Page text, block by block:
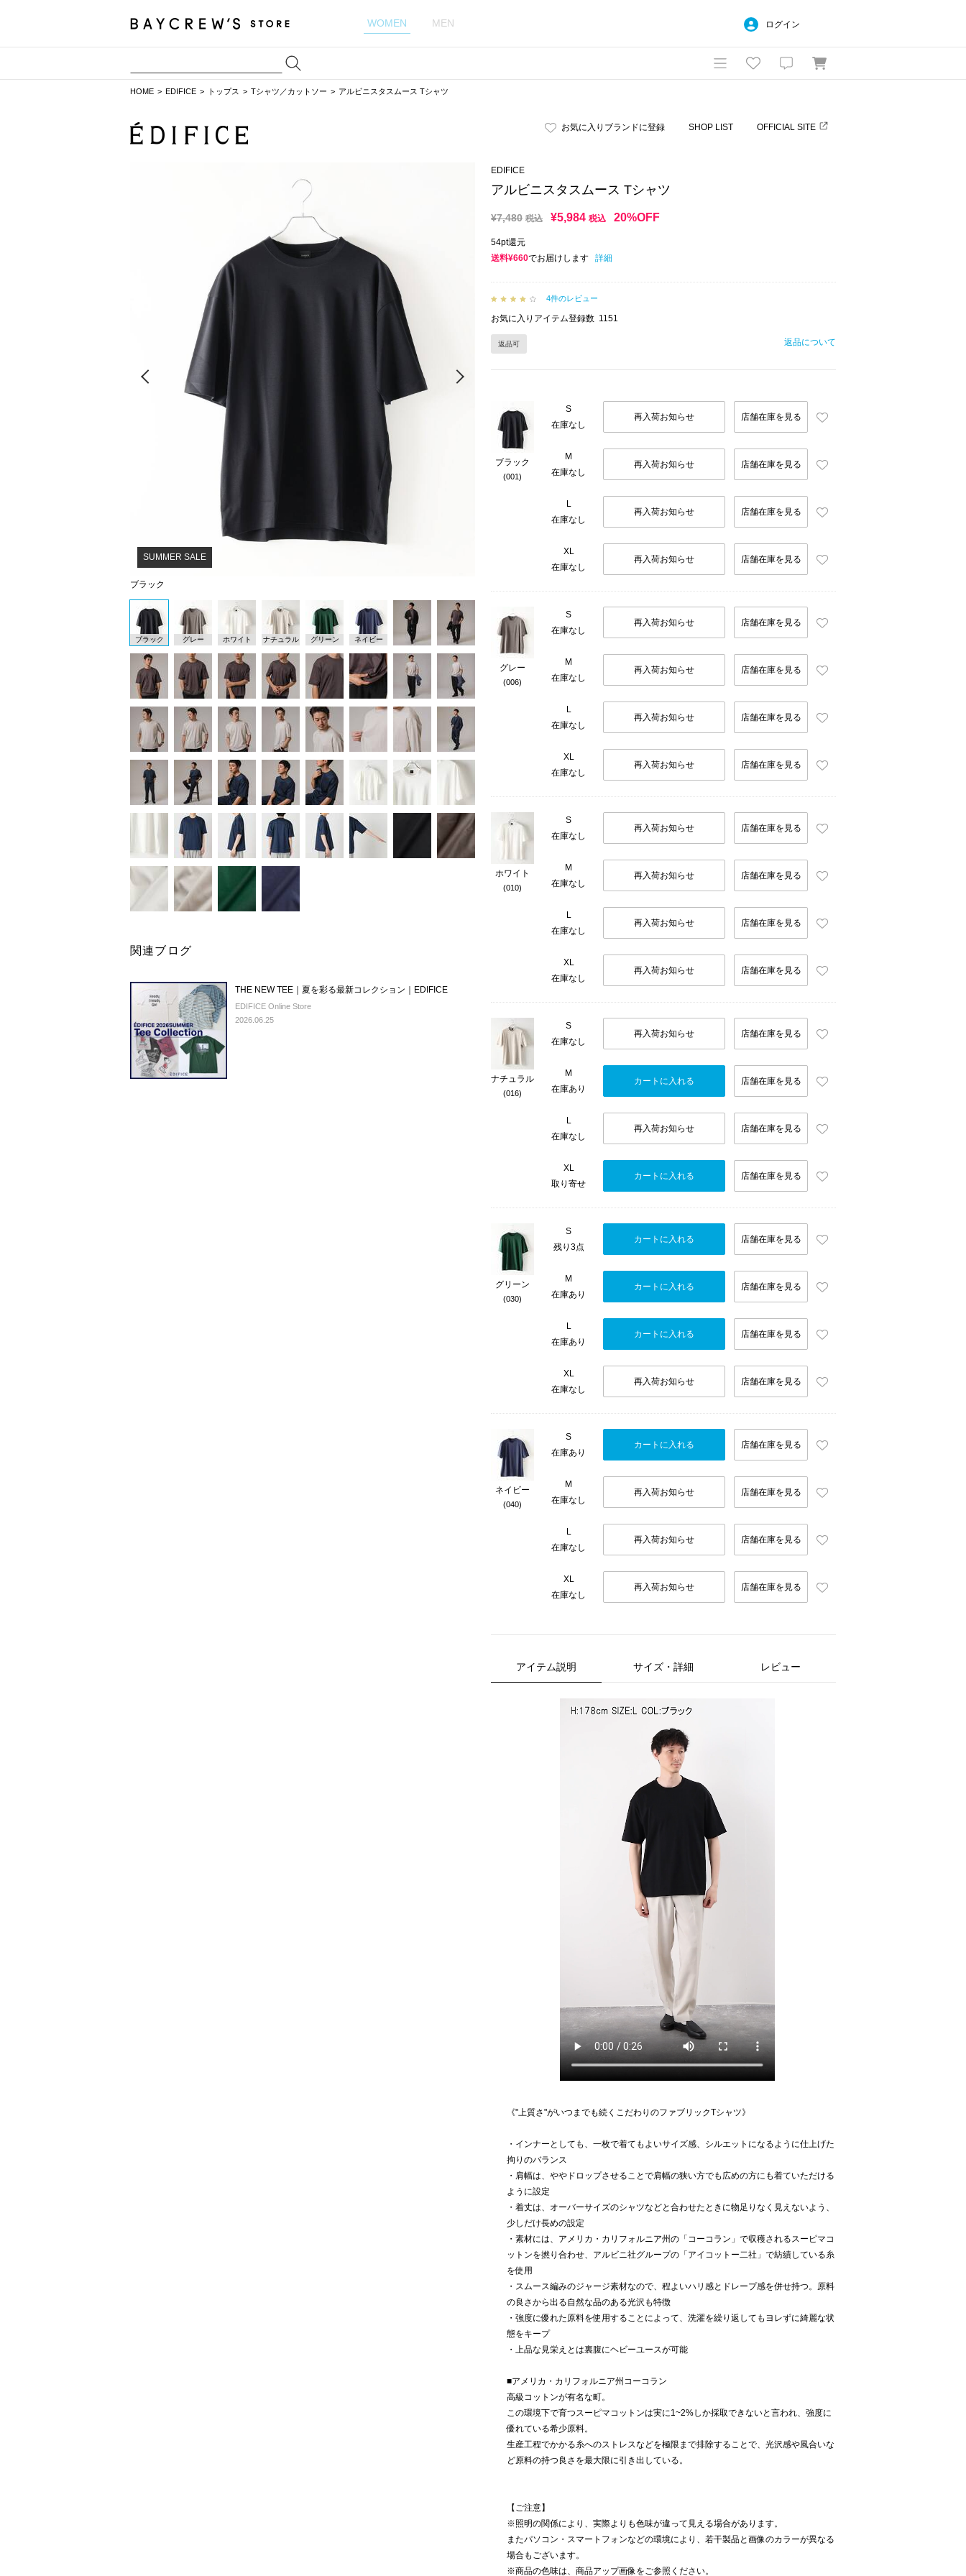
WOMEN MEN ログイン
HOME EDIFICE トップス Tシャツ／カットソー アルビニスタスムース Tシャツ
お気に入りブランドに登録 SHOP LIST OFFICIAL SITE
ブラック
Next
SUMMER SALE
ブラック グレー ホワイト ナチュラル グリーン ネイビー
関連ブログ
THE NEW TEE｜夏を彩る最新コレクション｜EDIFICE
EDIFICE Online Store
2026.06.25
EDIFICE
アルビニスタスムース Tシャツ
¥7,480 税込 ¥5,984 税込 20%OFF
54pt還元
送料¥660でお届けします 詳細
4件のレビュー
お気に入りアイテム登録数 1151
返品可 返品について
ブラック
(001)
S
在庫なし
再入荷お知らせ 店舗在庫を見る
M
在庫なし
再入荷お知らせ 店舗在庫を見る
L
在庫なし
再入荷お知らせ 店舗在庫を見る
XL
在庫なし
再入荷お知らせ 店舗在庫を見る
グレー
(006)
S
在庫なし
再入荷お知らせ 店舗在庫を見る
M
在庫なし
再入荷お知らせ 店舗在庫を見る
L
在庫なし
再入荷お知らせ 店舗在庫を見る
XL
在庫なし
再入荷お知らせ 店舗在庫を見る
ホワイト
(010)
S
在庫なし
再入荷お知らせ 店舗在庫を見る
M
在庫なし
再入荷お知らせ 店舗在庫を見る
L
在庫なし
再入荷お知らせ 店舗在庫を見る
XL
在庫なし
再入荷お知らせ 店舗在庫を見る
ナチュラル
(016)
S
在庫なし
再入荷お知らせ 店舗在庫を見る
M
在庫あり
カートに入れる 店舗在庫を見る
L
在庫なし
再入荷お知らせ 店舗在庫を見る
XL
取り寄せ
カートに入れる 店舗在庫を見る
グリーン
(030)
S
残り3点
カートに入れる 店舗在庫を見る
M
在庫あり
カートに入れる 店舗在庫を見る
L
在庫あり
カートに入れる 店舗在庫を見る
XL
在庫なし
再入荷お知らせ 店舗在庫を見る
ネイビー
(040)
S
在庫あり
カートに入れる 店舗在庫を見る
M
在庫なし
再入荷お知らせ 店舗在庫を見る
L
在庫なし
再入荷お知らせ 店舗在庫を見る
XL
在庫なし
再入荷お知らせ 店舗在庫を見る
アイテム説明 サイズ・詳細 レビュー
《"上質さ"がいつまでも続くこだわりのファブリックTシャツ》
・インナーとしても、一枚で着てもよいサイズ感、シルエットになるように仕上げた
拘りのバランス
・肩幅は、ややドロップさせることで肩幅の狭い方でも広めの方にも着ていただける
ように設定
・着丈は、オーバーサイズのシャツなどと合わせたときに物足りなく見えないよう、
少しだけ長めの設定
・素材には、アメリカ・カリフォルニア州の「コーコラン」で収穫されるスーピマコ
ットンを撚り合わせ、アルビニ社グループの「アイコットー二社」で紡績している糸
を使用
・スムース編みのジャージ素材なので、程よいハリ感とドレープ感を併せ持つ。原料
の良さから出る自然な品のある光沢も特徴
・強度に優れた原料を使用することによって、洗濯を繰り返してもヨレずに綺麗な状
態をキープ
・上品な見栄えとは裏腹にヘビーユースが可能
■アメリカ・カリフォルニア州コーコラン
高級コットンが有名な町。
この環境下で育つスーピマコットンは実に1~2%しか採取できないと言われ、強度に
優れている希少原料。
生産工程でかかる糸へのストレスなどを極限まで排除することで、光沢感や風合いな
ど原料の持つ良さを最大限に引き出している。
【ご注意】
※照明の関係により、実際よりも色味が違って見える場合があります。
またパソコン・スマートフォンなどの環境により、若干製品と画像のカラーが異なる
場合もございます。
※商品の色味は、商品アップ画像をご参照ください。